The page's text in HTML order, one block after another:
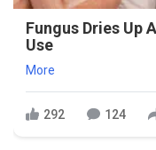
Fungus Dries Up
Use
More
292 124